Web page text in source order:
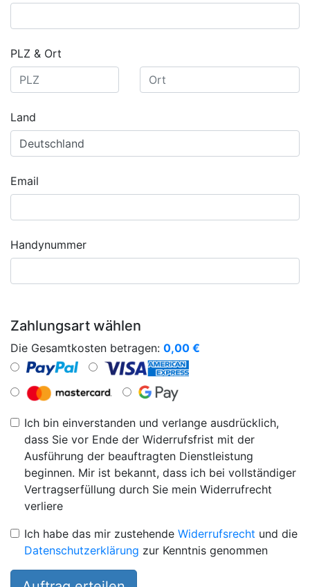
PLZ & Ort
Land
Email
Handynummer
Zahlungsart wählen
Die Gesamtkosten betragen: 0,00 €
Ich bin einverstanden und verlange ausdrücklich,
dass Sie vor Ende der Widerrufsfrist mit der
Ausführung der beauftragten Dienstleistung
beginnen. Mir ist bekannt, dass ich bei vollständiger
Vertragserfüllung durch Sie mein Widerrufrecht
verliere
Ich habe das mir zustehende Widerrufsrecht und die
Datenschutzerklärung zur Kenntnis genommen